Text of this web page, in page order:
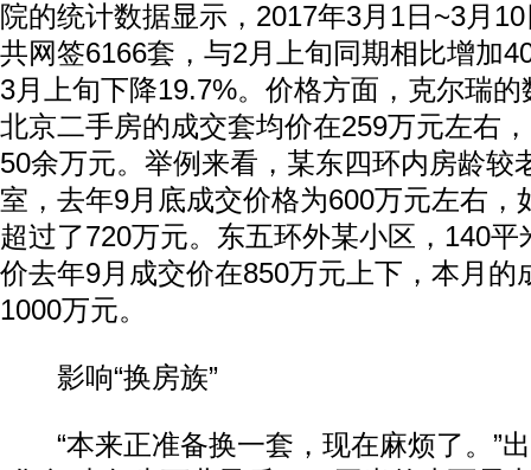
院的统计数据显示，2017年3月1日~3月
共网签6166套，与2月上旬同期相比增加
3月上旬下降19.7%。价格方面，克尔瑞
北京二手房的成交套均价在259万元左右
50余万元。举例来看，某东四环内房龄较
室，去年9月底成交价格为600万元左右，
超过了720万元。东五环外某小区，140平
价去年9月成交价在850万元上下，本月的
1000万元。
影响“换房族”
“本来正准备换一套，现在麻烦了。”